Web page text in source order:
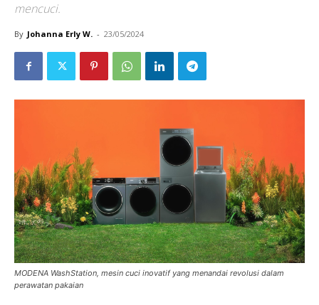
mencuci.
By Johanna Erly W. - 23/05/2024
MODENA WashStation, mesin cuci inovatif yang menandai revolusi dalam
perawatan pakaian